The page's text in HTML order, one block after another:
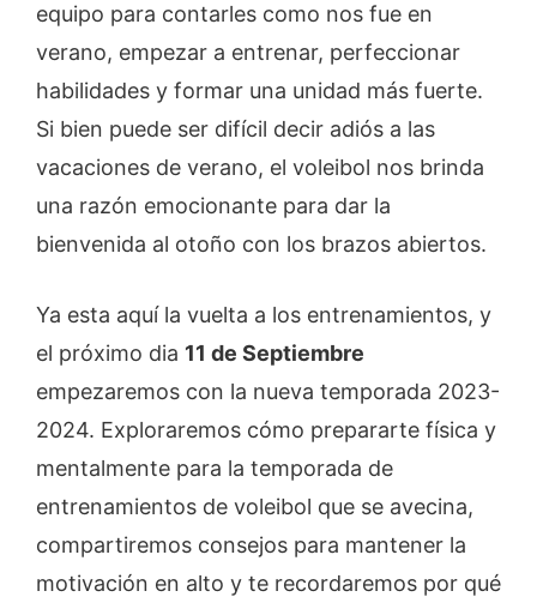
equipo para contarles como nos fue en
verano, empezar a entrenar, perfeccionar
habilidades y formar una unidad más fuerte.
Si bien puede ser difícil decir adiós a las
vacaciones de verano, el voleibol nos brinda
una razón emocionante para dar la
bienvenida al otoño con los brazos abiertos.
Ya esta aquí la vuelta a los entrenamientos, y
el próximo dia 11 de Septiembre
empezaremos con la nueva temporada 2023-
2024. Exploraremos cómo prepararte física y
mentalmente para la temporada de
entrenamientos de voleibol que se avecina,
compartiremos consejos para mantener la
motivación en alto y te recordaremos por qué